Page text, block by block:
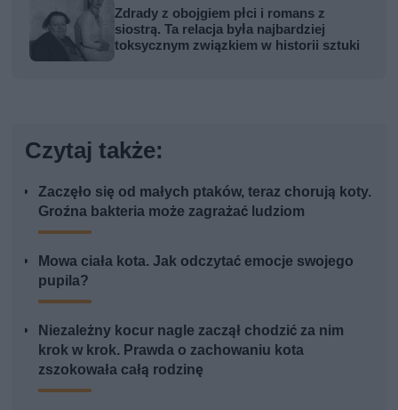
Zdrady z obojgiem płci i romans z
siostrą. Ta relacja była najbardziej
toksycznym związkiem w historii sztuki
Czytaj także:
Zaczęło się od małych ptaków, teraz chorują koty.
Groźna bakteria może zagrażać ludziom
Mowa ciała kota. Jak odczytać emocje swojego
pupila?
Niezależny kocur nagle zaczął chodzić za nim
krok w krok. Prawda o zachowaniu kota
zszokowała całą rodzinę